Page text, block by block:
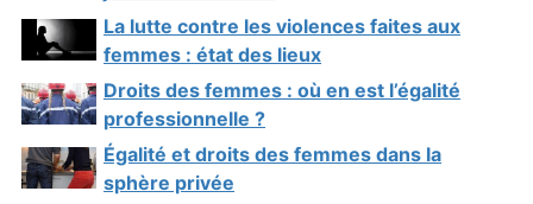
La lutte contre les violences faites aux
femmes : état des lieux
Droits des femmes : où en est l’égalité
professionnelle ?
Égalité et droits des femmes dans la
sphère privée